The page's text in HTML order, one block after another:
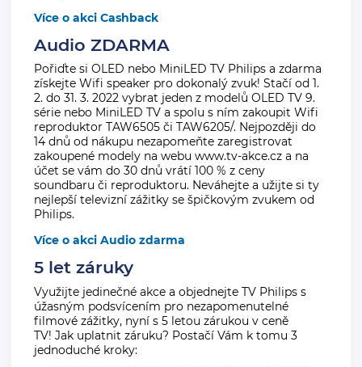
Více o akci Cashback
Audio ZDARMA
Pořiďte si OLED nebo MiniLED TV Philips a zdarma
získejte Wifi speaker pro dokonalý zvuk! Stačí od 1.
2. do 31. 3. 2022 vybrat jeden z modelů OLED TV 9.
série nebo MiniLED TV a spolu s ním zakoupit Wifi
reproduktor TAW6505 či TAW6205/. Nejpozději do
14 dnů od nákupu nezapomeňte zaregistrovat
zakoupené modely na webu www.tv-akce.cz a na
účet se vám do 30 dnů vrátí 100 % z ceny
soundbaru či reproduktoru. Neváhejte a užijte si ty
nejlepší televizní zážitky se špičkovým zvukem od
Philips.
Více o akci Audio zdarma
5 let záruky
Využijte jedinečné akce a objednejte TV Philips s
úžasným podsvícením pro nezapomenutelné
filmové zážitky, nyní s 5 letou zárukou v ceně
TV! Jak uplatnit záruku? Postačí Vám k tomu 3
jednoduché kroky: